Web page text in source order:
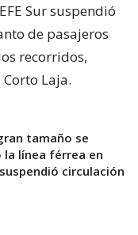
Sur suspendió
de pasajeros
recorridos,
Laja.
tamaño se
línea férrea en
circulación